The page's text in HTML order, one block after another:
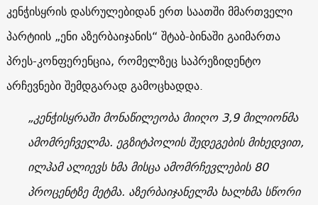
კენჭისყრის დასრულებიდან ერთ საათში მმართველი
პარტიის „ენი აზერბაიჯანის“ შტაბ-ბინაში გაიმართა
პრეს-კონფერენცია, რომელზეც საპრეზიდენტო
არჩევნები შემდგარად გამოცხადდა.
„კენჭისყრაში მონაწილეობა მიიღო 3,9 მილიონმა
ამომრეჩველმა. ეგზიტპოლის შედეგების მიხედვით,
ილჰამ ალიევს ხმა მისცა ამომრჩევლების 80
პროცენტზე მეტმა. აზერბაიჯანელმა ხალხმა სწორი